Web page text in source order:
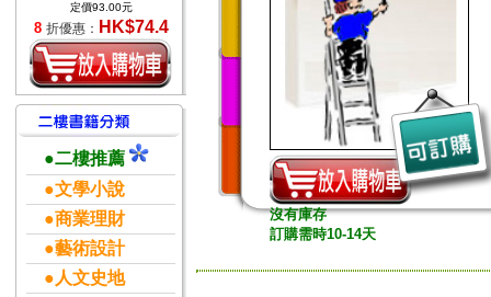
定價93.00元
8 折優惠： HK$74.4
●二樓推薦
●文學小說
●商業理財
●藝術設計
●人文史地
沒有庫存
訂購需時10-14天